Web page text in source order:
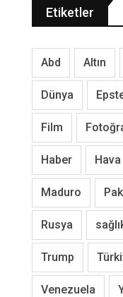
Etiketler
Abd Altın
Dünya
Film
Haber Hava
Maduro
Rusya
Trump
Venezuela